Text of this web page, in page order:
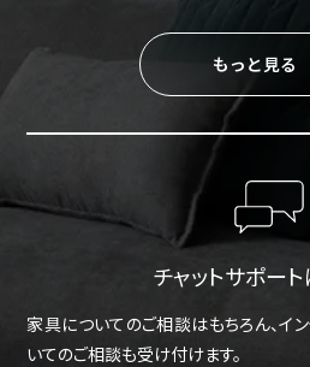
もっと見る
チャットサポー
家具についてのご相談はもちろん、イ
いてのご相談も受け付けます。